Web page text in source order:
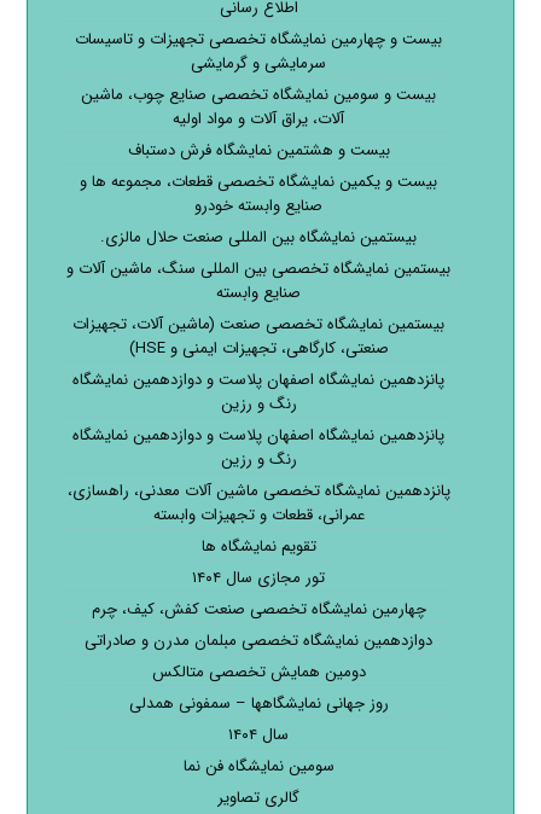
اطلاع رسانی
بیست و چهارمین نمایشگاه تخصصی تجهیزات و تاسیسات
سرمایشی و گرمایشی
بیست و سومین نمایشگاه تخصصی صنایع چوب، ماشین
آلات، یراق آلات و مواد اولیه
بیست و هشتمین نمایشگاه فرش دستباف
بیست و یکمین نمایشگاه تخصصی قطعات، مجموعه ها و
صنایع وابسته خودرو
بیستمین نمایشگاه بین المللی صنعت حلال مالزی.
بیستمین نمایشگاه تخصصی بین المللی سنگ، ماشین آلات و
صنایع وابسته
بیستمین نمایشگاه تخصصی صنعت (ماشین آلات، تجهیزات
صنعتی، کارگاهی، تجهیزات ایمنی و HSE)
پانزدهمین نمایشگاه اصفهان پلاست و دوازدهمین نمایشگاه
رنگ و رزین
پانزدهمین نمایشگاه اصفهان پلاست و دوازدهمین نمایشگاه
رنگ و رزین
پانزدهمین نمایشگاه تخصصی ماشین آلات معدنی، راهسازی،
عمرانی، قطعات و تجهیزات وابسته
تقویم نمایشگاه ها
تور مجازی سال ۱۴۰۴
چهارمین نمایشگاه تخصصی صنعت کفش، کیف، چرم
دوازدهمین نمایشگاه تخصصی مبلمان مدرن و صادراتی
دومین همایش تخصصی متالکس
روز جهانی نمایشگاهها – سمفونی همدلی
سال ۱۴۰۴
سومین نمایشگاه فن نما
گالری تصاویر